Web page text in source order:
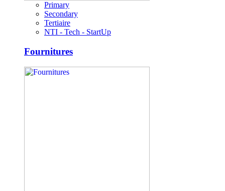
Primary
Secondary
Tertiaire
NTI - Tech - StartUp
Fournitures